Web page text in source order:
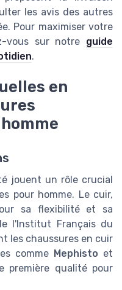
les avis des autres
Pour maximiser votre
vous sur notre guide
.
en
jouent un rôle crucial
pour homme. Le cuir,
sa flexibilité et sa
l'Institut Français du
les chaussures en cuir
comme Mephisto et
première qualité pour